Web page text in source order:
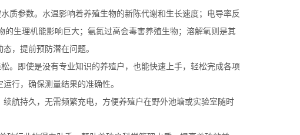
质参数。水温影响着养殖生物的新陈代谢和生长速度；电导率反
生理机能影响巨大；氨氮过高会毒害养殖生物；溶解氧则是其
，提前预防潜在问题。
。即使是没有专业知识的养殖户，也能快速上手，轻松完成各项
行，确保测量结果的准确性。
航持久，无需频繁充电，方便养殖户在野外池塘或实验室随时